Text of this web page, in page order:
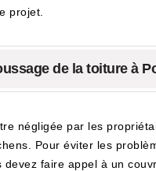
projet.
de la toiture à
négligée par les
Pour éviter les
faire appel à un